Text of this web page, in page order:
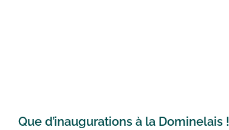
Que d’inaugurations à la Dominelais !